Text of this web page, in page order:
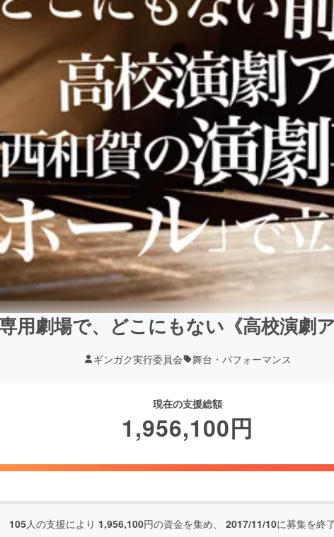
用劇場で、どこにもない《高校演劇
ギンガク実行委員会 舞台・パフォーマンス
現在の支援総額
1,956,100円
105人の支援により 1,956,100円の資金を集め、 2017/11/10に募集を終